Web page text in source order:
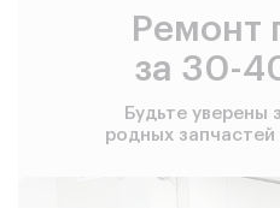
Ремонт
за 30-
Будьте уверены
родных